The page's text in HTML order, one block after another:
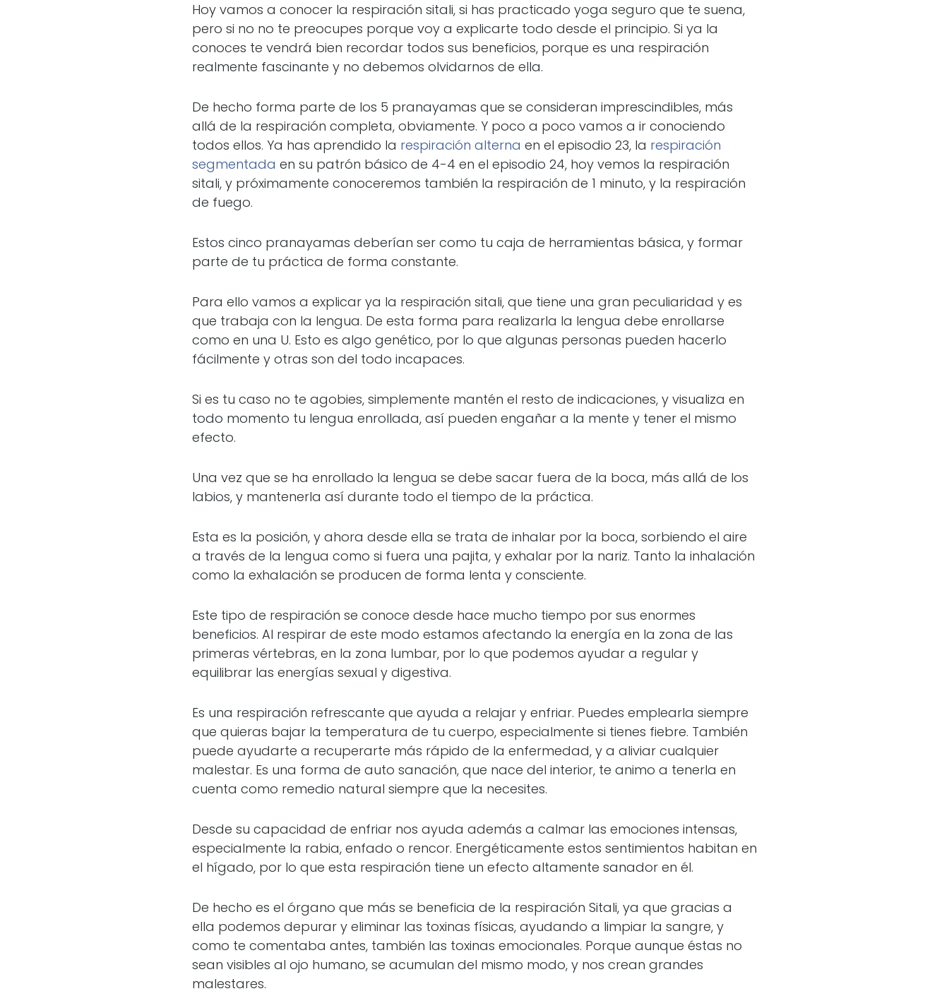
Hoy vamos a conocer la respiración sitali, si has practicado yoga seguro que te suena,
pero si no no te preocupes porque voy a explicarte todo desde el principio. Si ya la
conoces te vendrá bien recordar todos sus beneficios, porque es una respiración
realmente fascinante y no debemos olvidarnos de ella.
De hecho forma parte de los 5 pranayamas que se consideran imprescindibles, más
allá de la respiración completa, obviamente. Y poco a poco vamos a ir conociendo
todos ellos. Ya has aprendido la respiración alterna en el episodio 23, la respiración
segmentada en su patrón básico de 4-4 en el episodio 24, hoy vemos la respiración
sitali, y próximamente conoceremos también la respiración de 1 minuto, y la respiración
de fuego.
Estos cinco pranayamas deberían ser como tu caja de herramientas básica, y formar
parte de tu práctica de forma constante.
Para ello vamos a explicar ya la respiración sitali, que tiene una gran peculiaridad y es
que trabaja con la lengua. De esta forma para realizarla la lengua debe enrollarse
como en una U. Esto es algo genético, por lo que algunas personas pueden hacerlo
fácilmente y otras son del todo incapaces.
Si es tu caso no te agobies, simplemente mantén el resto de indicaciones, y visualiza en
todo momento tu lengua enrollada, así pueden engañar a la mente y tener el mismo
efecto.
Una vez que se ha enrollado la lengua se debe sacar fuera de la boca, más allá de los
labios, y mantenerla así durante todo el tiempo de la práctica.
Esta es la posición, y ahora desde ella se trata de inhalar por la boca, sorbiendo el aire
a través de la lengua como si fuera una pajita, y exhalar por la nariz. Tanto la inhalación
como la exhalación se producen de forma lenta y consciente.
Este tipo de respiración se conoce desde hace mucho tiempo por sus enormes
beneficios. Al respirar de este modo estamos afectando la energía en la zona de las
primeras vértebras, en la zona lumbar, por lo que podemos ayudar a regular y
equilibrar las energías sexual y digestiva.
Es una respiración refrescante que ayuda a relajar y enfriar. Puedes emplearla siempre
que quieras bajar la temperatura de tu cuerpo, especialmente si tienes fiebre. También
puede ayudarte a recuperarte más rápido de la enfermedad, y a aliviar cualquier
malestar. Es una forma de auto sanación, que nace del interior, te animo a tenerla en
cuenta como remedio natural siempre que la necesites.
Desde su capacidad de enfriar nos ayuda además a calmar las emociones intensas,
especialmente la rabia, enfado o rencor. Energéticamente estos sentimientos habitan en
el hígado, por lo que esta respiración tiene un efecto altamente sanador en él.
De hecho es el órgano que más se beneficia de la respiración Sitali, ya que gracias a
ella podemos depurar y eliminar las toxinas físicas, ayudando a limpiar la sangre, y
como te comentaba antes, también las toxinas emocionales. Porque aunque éstas no
sean visibles al ojo humano, se acumulan del mismo modo, y nos crean grandes
malestares.